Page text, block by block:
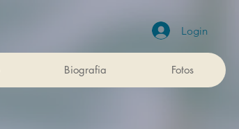
Login
Biografia Fotos